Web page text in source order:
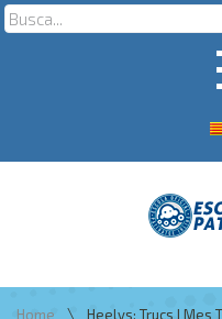
Home \ Heelys: Trucs I Mes